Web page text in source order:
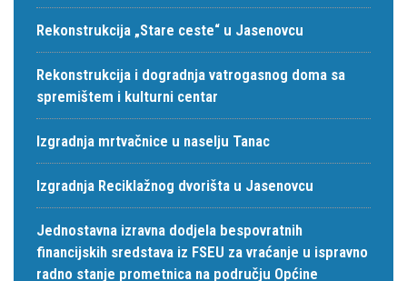
Rekonstrukcija „Stare ceste“ u Jasenovcu
Rekonstrukcija i dogradnja vatrogasnog doma sa
spremištem i kulturni centar
Izgradnja mrtvačnice u naselju Tanac
Izgradnja Reciklažnog dvorišta u Jasenovcu
Jednostavna izravna dodjela bespovratnih
financijskih sredstava iz FSEU za vraćanje u ispravno
radno stanje prometnica na području Općine